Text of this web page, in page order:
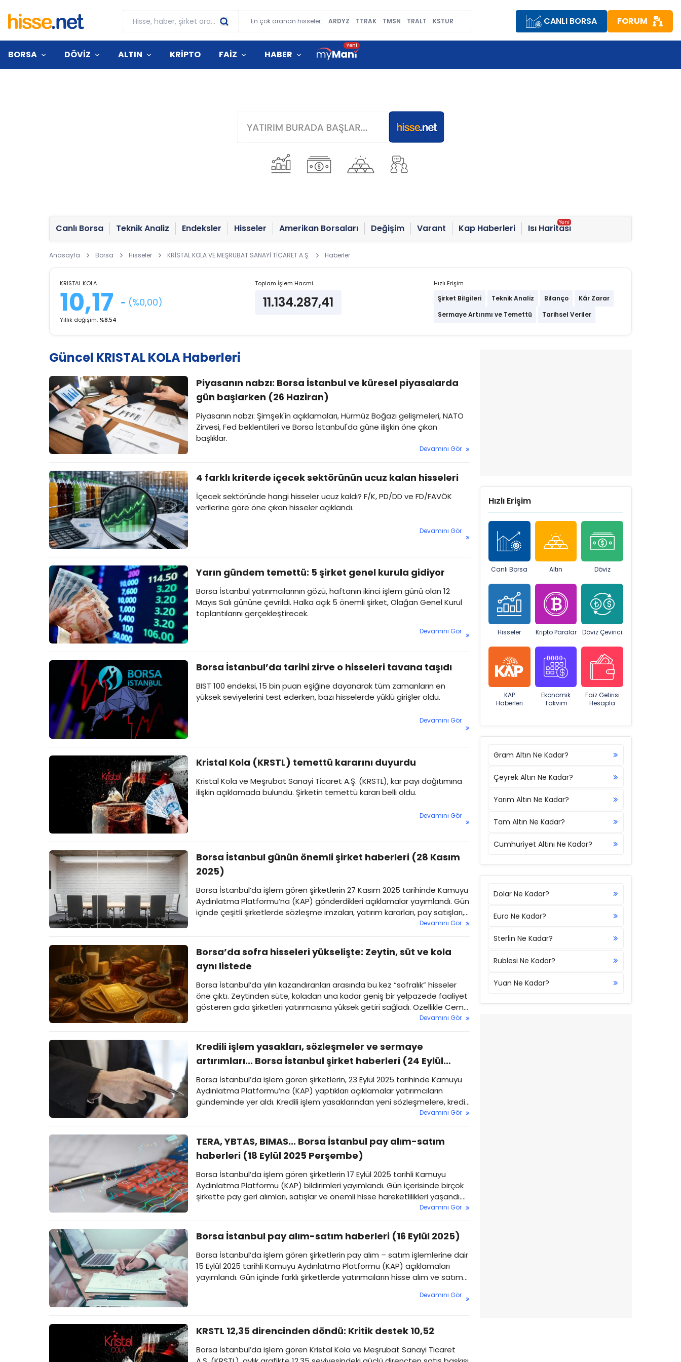
En çok aranan hisseler: ARDYZ TTRAK TMSN TRALT KSTUR CANLI BORSA FORUM
BORSA DÖVİZ ALTIN KRİPTO FAİZ HABER
Canlı Borsa Teknik Analiz Endeksler Hisseler Amerikan Borsaları Değişim Varant Kap Haberleri Isı Haritası
Anasayfa Borsa Hisseler KRİSTAL KOLA VE MEŞRUBAT SANAYİ TİCARET A.Ş. Haberler
KRISTAL KOLA
10,17 (%0,00)
Yıllık değişim:%8,54
Toplam İşlem Hacmi
11.134.287,41
Hızlı Erişim
Şirket Bilgileri Teknik Analiz Bilanço
Kâr Zarar
Sermaye Artırımı ve Temettü
Tarihsel Veriler
Güncel KRISTAL KOLA Haberleri
Piyasanın nabzı: Borsa İstanbul ve küresel piyasalarda
gün başlarken (26 Haziran)
Piyasanın nabzı: Şimşek'in açıklamaları, Hürmüz Boğazı gelişmeleri, NATO
Zirvesi, Fed beklentileri ve Borsa İstanbul'da güne ilişkin öne çıkan
başlıklar.
Devamını Gör
4 farklı kriterde içecek sektörünün ucuz kalan hisseleri
İçecek sektöründe hangi hisseler ucuz kaldı? F/K, PD/DD ve FD/FAVÖK
verilerine göre öne çıkan hisseler açıklandı.
Devamını Gör
Yarın gündem temettü: 5 şirket genel kurula gidiyor
Borsa İstanbul yatırımcılarının gözü, haftanın ikinci işlem günü olan 12
Mayıs Salı gününe çevrildi. Halka açık 5 önemli şirket, Olağan Genel Kurul
toplantılarını gerçekleştirecek.
Devamını Gör
Borsa İstanbul’da tarihi zirve o hisseleri tavana taşıdı
BIST 100 endeksi, 15 bin puan eşiğine dayanarak tüm zamanların en
yüksek seviyelerini test ederken, bazı hisselerde yüklü girişler oldu.
Devamını Gör
Kristal Kola (KRSTL) temettü kararını duyurdu
Kristal Kola ve Meşrubat Sanayi Ticaret A.Ş. (KRSTL), kar payı dağıtımına
ilişkin açıklamada bulundu. Şirketin temettü kararı belli oldu.
Devamını Gör
Borsa İstanbul günün önemli şirket haberleri (28 Kasım
2025)
Borsa İstanbul’da işlem gören şirketlerin 27 Kasım 2025 tarihinde Kamuyu
Aydınlatma Platformu’na (KAP) gönderdikleri açıklamalar yayımlandı. Gün
içinde çeşitli şirketlerde sözleşme imzaları, yatırım kararları, pay satışları,
borçlanma aracı ihraçları ve sermaye artırımı gibi birçok önemli gelişme
öne çıktı. İşte 27 Kasım 2025 tarihli şirket duyurularından öne çıkan
Devamını Gör
Borsa’da sofra hisseleri yükselişte: Zeytin, süt ve kola
aynı listede
Borsa İstanbul’da yılın kazandıranları arasında bu kez “sofralık” hisseler
öne çıktı. Zeytinden süte, koladan una kadar geniş bir yelpazede faaliyet
gösteren gıda şirketleri yatırımcısına yüksek getiri sağladı. Özellikle Cem
Zeytin’in yıllık bazda yüzde 317’yi aşan performansı dikkat çekti.Devamını Gör
Kredili işlem yasakları, sözleşmeler ve sermaye
artırımları... Borsa İstanbul şirket haberleri (24 Eylül
2025)
Borsa İstanbul’da işlem gören şirketlerin, 23 Eylül 2025 tarihinde Kamuyu
Aydınlatma Platformu’na (KAP) yaptıkları açıklamalar yatırımcıların
gündeminde yer aldı. Kredili işlem yasaklarından yeni sözleşmelere, kredi
notu revizyonlarından sermaye artırımlarına kadar birçok önemli gelişme
paylaşıldı. İşte öne çıkan duyurular…
Devamını Gör
TERA, YBTAS, BIMAS... Borsa İstanbul pay alım-satım
haberleri (18 Eylül 2025 Perşembe)
Borsa İstanbul’da işlem gören şirketlerin 17 Eylül 2025 tarihli Kamuyu
Aydınlatma Platformu (KAP) bildirimleri yayımlandı. Gün içerisinde birçok
şirkette pay geri alımları, satışlar ve önemli hisse hareketlilikleri yaşandı.
Devamını Gör
Borsa İstanbul pay alım-satım haberleri (16 Eylül 2025)
Borsa İstanbul’da işlem gören şirketlerin pay alım – satım işlemlerine dair
15 Eylül 2025 tarihli Kamuyu Aydınlatma Platformu (KAP) açıklamaları
yayımlandı. Gün içinde farklı şirketlerde yatırımcıların hisse alım ve satım
Devamını Gör
KRSTL 12,35 direncinden döndü: Kritik destek 10,52 ​
Borsa İstanbul’da işlem gören Kristal Kola ve Meşrubat Sanayi Ticaret
Hızlı Erişim
Canlı Borsa Altın Döviz
Hisseler Kripto Paralar Döviz Çevirici
KAP
Haberleri
Ekonomik
Takvim
Faiz Getirisi
Hesapla
Gram Altın Ne Kadar?
Çeyrek Altın Ne Kadar?
Yarım Altın Ne Kadar?
Tam Altın Ne Kadar?
Cumhuriyet Altını Ne Kadar?
Dolar Ne Kadar?
Euro Ne Kadar?
Sterlin Ne Kadar?
Rublesi Ne Kadar?
Yuan Ne Kadar?